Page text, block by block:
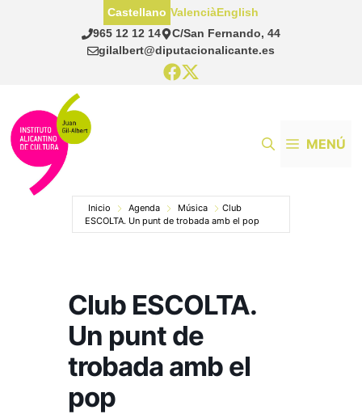
965 12 12 14
C/San Fernando, 44
gilalbert@diputacionalicante.es
Castellano ValenciàEnglish
MENÚ
Inicio Agenda Música
Club
ESCOLTA. Un punt de trobada amb el pop
Club ESCOLTA.
Un punt de
trobada amb el
pop